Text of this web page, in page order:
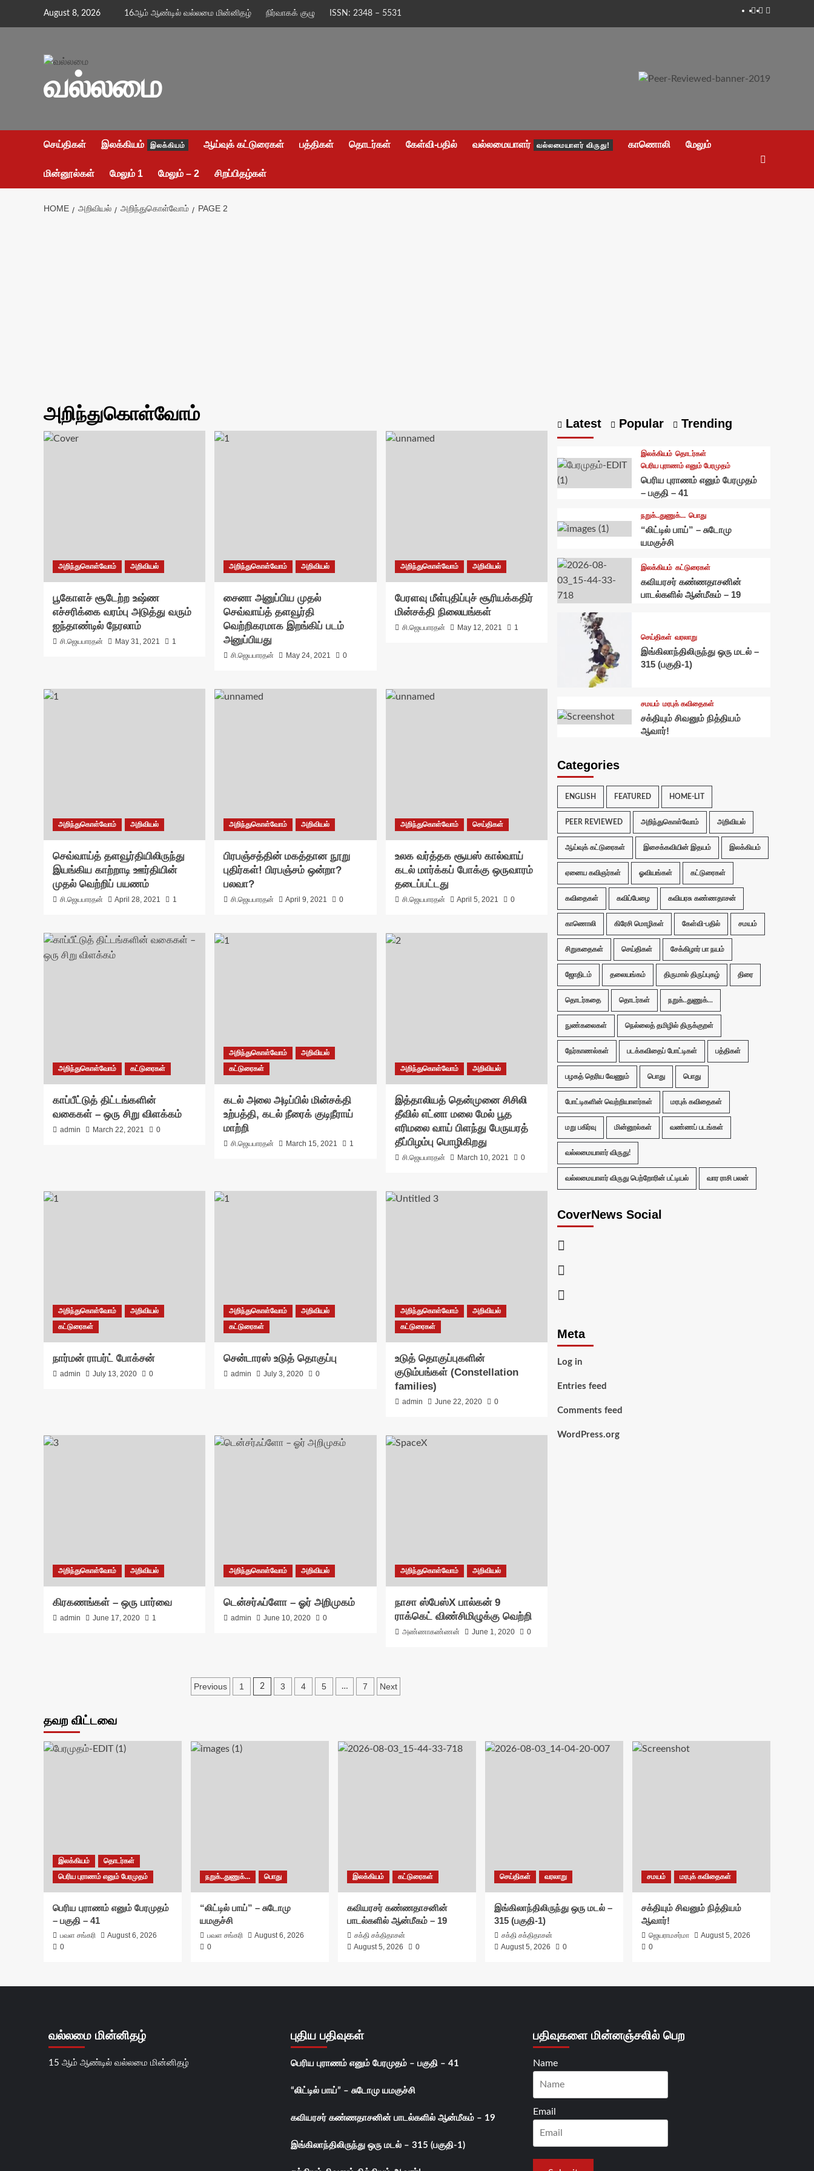
August 8, 2026 16ஆம் ஆண்டில் வல்லமை மின்னிதழ் நிர்வாகக் குழு ISSN: 2348 – 5531 Facebook
Twitter
Youtube
வல்லமை
செய்திகள் இலக்கியம் இலக்கியம் ஆய்வுக் கட்டுரைகள் பத்திகள் தொடர்கள் கேள்வி-பதில் வல்லமையாளர் வல்லமையாளர் விருது! காணொலி மேலும்
மின்னூல்கள் மேலும் 1 மேலும் – 2 சிறப்பிதழ்கள்
HOME அறிவியல் அறிந்துகொள்வோம் PAGE 2
அறிந்துகொள்வோம்
அறிந்துகொள்வோம் அறிவியல்
பூகோளச் சூடேற்ற உஷ்ண
எச்சரிக்கை வரம்பு அடுத்து வரும்
ஐந்தாண்டில் நேரலாம்
சி.ஜெயபாரதன் May 31, 2021 1
அறிந்துகொள்வோம் அறிவியல்
சைனா அனுப்பிய முதல்
செவ்வாய்த் தளவூர்தி
வெற்றிகரமாக இறங்கிப் படம்
அனுப்பியது
சி.ஜெயபாரதன் May 24, 2021 0
அறிந்துகொள்வோம் அறிவியல்
பேரளவு மீள்புதிப்புச் சூரியக்கதிர்
மின்சக்தி நிலையங்கள்
சி.ஜெயபாரதன் May 12, 2021 1
அறிந்துகொள்வோம் அறிவியல்
செவ்வாய்த் தளவூர்தியிலிருந்து
இயங்கிய காற்றாடி ஊர்தியின்
முதல் வெற்றிப் பயணம்
சி.ஜெயபாரதன் April 28, 2021 1
அறிந்துகொள்வோம் அறிவியல்
பிரபஞ்சத்தின் மகத்தான நூறு
புதிர்கள்! பிரபஞ்சம் ஒன்றா?
பலவா?
சி.ஜெயபாரதன் April 9, 2021 0
அறிந்துகொள்வோம் செய்திகள்
உலக வர்த்தக சூயஸ் கால்வாய்
கடல் மார்க்கப் போக்கு ஒருவாரம்
தடைப்பட்டது
சி.ஜெயபாரதன் April 5, 2021 0
அறிந்துகொள்வோம் கட்டுரைகள்
காப்பீட்டுத் திட்டங்களின்
வகைகள் – ஒரு சிறு விளக்கம்
admin March 22, 2021 0
அறிந்துகொள்வோம்
அறிவியல்
கட்டுரைகள்
கடல் அலை அடிப்பில் மின்சக்தி
உற்பத்தி, கடல் நீரைக் குடிநீராய்
மாற்றி
சி.ஜெயபாரதன் March 15, 2021 1
அறிந்துகொள்வோம் அறிவியல்
இத்தாலியத் தென்முனை சிசிலி
தீவில் எட்னா மலை மேல் பூத
எரிமலை வாய் பிளந்து பேருயரத்
தீப்பிழம்பு பொழிகிறது
சி.ஜெயபாரதன் March 10, 2021 0
அறிந்துகொள்வோம்
அறிவியல்
கட்டுரைகள்
நார்மன் ராபர்ட் போக்சன்
admin July 13, 2020 0
அறிந்துகொள்வோம்
அறிவியல்
கட்டுரைகள்
சென்டாரஸ் உடுத் தொகுப்பு
admin July 3, 2020 0
அறிந்துகொள்வோம்
அறிவியல்
கட்டுரைகள்
உடுத் தொகுப்புகளின்
குடும்பங்கள் (Constellation
families)
admin June 22, 2020 0
அறிந்துகொள்வோம் அறிவியல்
கிரகணங்கள் – ஒரு பார்வை
admin June 17, 2020 1
அறிந்துகொள்வோம் அறிவியல்
டென்சர்ஃப்ளோ – ஓர் அறிமுகம்
admin June 10, 2020 0
அறிந்துகொள்வோம் அறிவியல்
நாசா ஸ்பேஸ்X பால்கன் 9
ராக்கெட் விண்சிமிழுக்கு வெற்றி
அண்ணாகண்ணன் June 1, 2020 0
Posts
Previous 1 2 3 4 5 … 7 Next
Latest Popular Trending
இலக்கியம் தொடர்கள்
பெரிய புராணம் எனும் பேரமுதம்
பெரிய புராணம் எனும் பேரமுதம்
– பகுதி – 41
நறுக்..துணுக்... பொது
“லிட்டில் பாய்” – சுடோமு
யமகுச்சி
இலக்கியம் கட்டுரைகள்
கவியரசர் கண்ணதாசனின்
பாடல்களில் ஆன்மீகம் – 19
செய்திகள் வரலாறு
இங்கிலாந்திலிருந்து ஒரு மடல் –
315 (பகுதி-1)
சமயம் மரபுக் கவிதைகள்
சக்தியும் சிவனும் நித்தியம்
ஆவார்!
Categories
ENGLISH FEATURED HOME-LIT
PEER REVIEWED அறிந்துகொள்வோம் அறிவியல்
ஆய்வுக் கட்டுரைகள் இசைக்கவியின் இதயம் இலக்கியம்
ஏனைய கவிஞர்கள் ஓவியங்கள் கட்டுரைகள்
கவிதைகள் கவிப்பேழை கவியரசு கண்ணதாசன்
காணொலி கிரேசி மொழிகள் கேள்வி-பதில் சமயம்
சிறுகதைகள் செய்திகள் சேக்கிழார் பா நயம்
ஜோதிடம் தலையங்கம் திருமால் திருப்புகழ் திரை
தொடர்கதை தொடர்கள் நறுக்..துணுக்...
நுண்கலைகள் நெல்லைத் தமிழில் திருக்குறள்
நேர்காணல்கள் படக்கவிதைப் போட்டிகள் பத்திகள்
பழகத் தெரிய வேணும் பொது பொது
போட்டிகளின் வெற்றியாளர்கள் மரபுக் கவிதைகள்
மறு பகிர்வு மின்னூல்கள் வண்ணப் படங்கள்
வல்லமையாளர் விருது!
வல்லமையாளர் விருது பெற்றோரின் பட்டியல் வார ராசி பலன்
CoverNews Social
Meta
Log in
Entries feed
Comments feed
WordPress.org
தவற விட்டவை
இலக்கியம்
தொடர்கள்
பெரிய புராணம் எனும் பேரமுதம்
பெரிய புராணம் எனும் பேரமுதம்
– பகுதி – 41
பவள சங்கரி
August 6, 2026
0
நறுக்..துணுக்... பொது
“லிட்டில் பாய்” – சுடோமு
யமகுச்சி
பவள சங்கரி
August 6, 2026
0
இலக்கியம் கட்டுரைகள்
கவியரசர் கண்ணதாசனின்
பாடல்களில் ஆன்மீகம் – 19
சக்தி சக்திதாசன்
August 5, 2026
0
செய்திகள் வரலாறு
இங்கிலாந்திலிருந்து ஒரு மடல் –
315 (பகுதி-1)
சக்தி சக்திதாசன்
August 5, 2026
0
சமயம் மரபுக் கவிதைகள்
சக்தியும் சிவனும் நித்தியம்
ஆவார்!
ஜெயராமசர்மா
August 5, 2026
0
வல்லமை மின்னிதழ்
15 ஆம் ஆண்டில் வல்லமை மின்னிதழ்
புதிய பதிவுகள்
பெரிய புராணம் எனும் பேரமுதம் – பகுதி – 41
“லிட்டில் பாய்” – சுடோமு யமகுச்சி
கவியரசர் கண்ணதாசனின் பாடல்களில் ஆன்மீகம் – 19
இங்கிலாந்திலிருந்து ஒரு மடல் – 315 (பகுதி-1)
பதிவுகளை மின்னஞ்சலில் பெற
Name
Email